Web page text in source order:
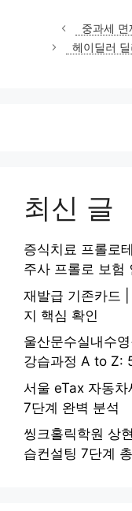
중과세
헤이딜러
최신 글
증식치료 프롤로
주사 프롤로 보험
재발급 기존카드
지 핵심 확인
울산문수실내수
강습과정 A to Z:
서울 eTax 자동
7단계 완벽 분석
씽크홀릭학원 상
습컨설팅 7단계